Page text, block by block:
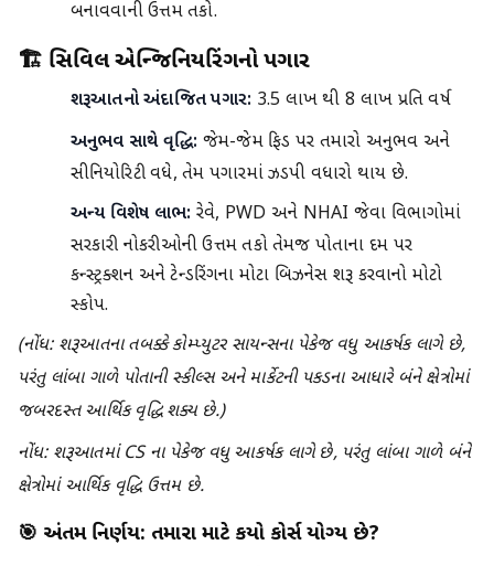
બનાવવાની ઉત્તમ તકો.
🏗️ સિવિલ એન્જિનિયરિંગનો પગાર
શરૂઆતનો અંદાજિત પગાર: ₹3.5 લાખ થી ₹8 લાખ પ્રતિ વર્ષ
અનુભવ સાથે વૃદ્ધિ: જેમ-જેમ ફિલ્ડ પર તમારો અનુભવ અને
સીનિયોરિટી વધે, તેમ પગારમાં ઝડપી વધારો થાય છે.
અન્ય વિશેષ લાભ: રેલ્વે, PWD અને NHAI જેવા વિભાગોમાં
સરકારી નોકરીઓની ઉત્તમ તકો તેમજ પોતાના દમ પર
કન્સ્ટ્રક્શન અને ટેન્ડરિંગના મોટા બિઝનેસ શરૂ કરવાનો મોટો
સ્કોપ.
(નોંધ: શરૂઆતના તબક્કે કોમ્પ્યુટર સાયન્સના પેકેજ વધુ આકર્ષક લાગે છે,
પરંતુ લાંબા ગાળે પોતાની સ્કીલ્સ અને માર્કેટની પકડના આધારે બંને ક્ષેત્રોમાં
જબરદસ્ત આર્થિક વૃદ્ધિ શક્ય છે.)
નોંધ: શરૂઆતમાં CS ના પેકેજ વધુ આકર્ષક લાગે છે, પરંતુ લાંબા ગાળે બંને
ક્ષેત્રોમાં આર્થિક વૃદ્ધિ ઉત્તમ છે.
🎯 અંતિમ નિર્ણય: તમારા માટે કયો કોર્સ યોગ્ય છે?